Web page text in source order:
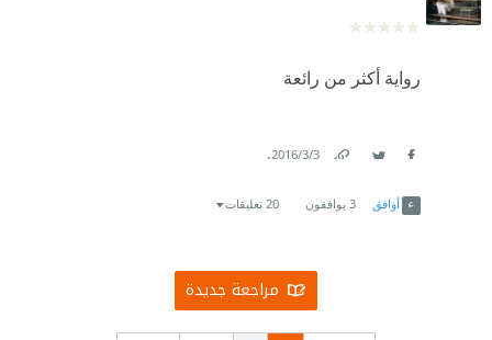
رواية أكثر من رائعة
3‏/3‏/2016
.
أوافق 3 يوافقون 20 تعليقات
مراجعة جديدة